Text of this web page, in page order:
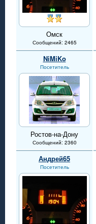
Омск
Сообщений: 2465
NiMiKo
Посетитель
Ростов-на-Дону
Сообщений: 2360
Андрей65
Посетитель